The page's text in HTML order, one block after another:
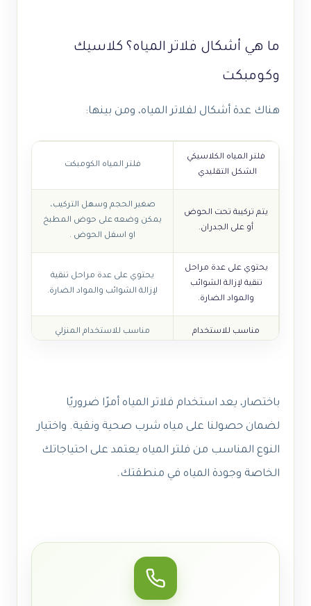
ما هي أشكال فلاتر المياه؟ كلاسيك
وكومبكت
هناك عدة أشكال لفلاتر المياه، ومن بينها:
فلتر المياه الكلاسيكي
الشكل التقليدي
فلتر المياه الكومبكت
يتم تركيبة تحت الحوض
أو على الجدران.
صغير الحجم وسهل التركيب،
يمكن وضعه على حوض المطبخ
او اسفل الحوض .
يحتوي على عدة مراحل
تنقية لإزالة الشوائب
والمواد الضارة.
يحتوي على عدة مراحل تنقية
لإزالة الشوائب والمواد الضارة.
مناسب للاستخدام
مناسب للاستخدام المنزلي
باختصار، يعد استخدام فلاتر المياه أمرًا ضروريًا
لضمان حصولنا على مياه شرب صحية ونقية. واختيار
النوع المناسب من فلتر المياه يعتمد على احتياجاتك
الخاصة وجودة المياه في منطقتك.